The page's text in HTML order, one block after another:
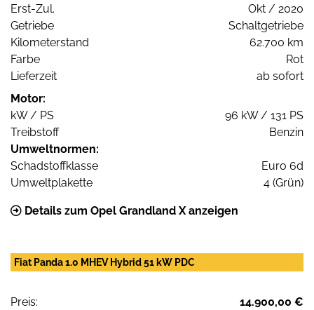
Erst-Zul.
Okt / 2020
Getriebe
Schaltgetriebe
Kilometerstand
62.700 km
Farbe
Rot
Lieferzeit
ab sofort
Motor:
kW / PS
96 kW / 131 PS
Treibstoff
Benzin
Umweltnormen:
Schadstoffklasse
Euro 6d
Umweltplakette
4 (Grün)
Details zum Opel Grandland X anzeigen
Fiat Panda 1.0 MHEV Hybrid 51 kW PDC
Preis:
14.900,00 €